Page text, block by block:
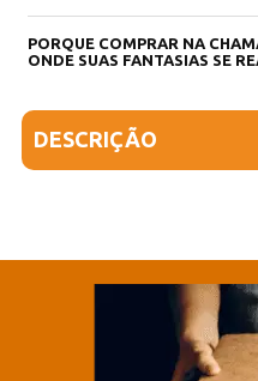
PORQUE COMPRAR NA
ONDE SUAS FANTASIAS SE
DESCRIÇÃO